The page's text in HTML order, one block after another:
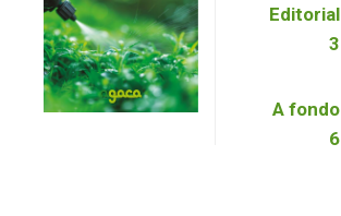
Editorial
3
A fondo
6